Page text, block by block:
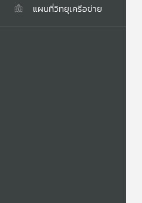
แผนที่วิทยุเครือข่าย